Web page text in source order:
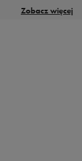
Zobacz więcej
nubuk i
buty zimowe na